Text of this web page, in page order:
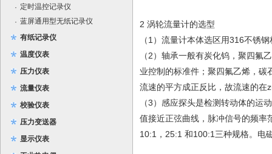
· 定时温控记录仪
· 蓝屏通用型无纸记录仪
有纸记录仪
温度仪表
压力仪表
流量仪表
校验仪表
压力变送器
显示仪表
2 涡轮流量计的选型
（1）流量计本体选区用316不锈
（2）轴承一般有炭化钨，聚四氟
业控制的标准件；聚四氟乙烯，
流速的平方成正反比，故流速的在
（3）感应探头是检测转动体的运
值接近正弦曲线，脉冲信号的频率
10:1，25:1 和100:1三种规格。电